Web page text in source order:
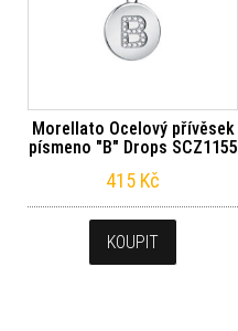
Morellato Ocelový přívěsek
písmeno "B" Drops SCZ1155
415 Kč
KOUPIT